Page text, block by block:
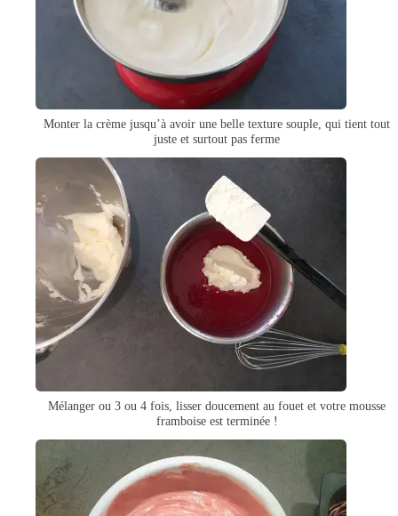
Monter la crème jusqu’à avoir une belle texture souple, qui tient tout
juste et surtout pas ferme
Mélanger ou 3 ou 4 fois, lisser doucement au fouet et votre mousse
framboise est terminée !